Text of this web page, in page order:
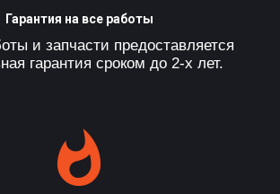
Гарантия на все работы
и запчасти предоставляется
гарантия сроком до 2-х лет.